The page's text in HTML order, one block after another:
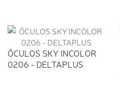
ÔCULOS SKY INCOLOR
0206 - DELTAPLUS